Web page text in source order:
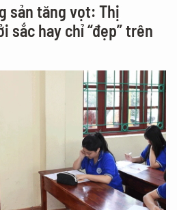
sản tăng vọt: Thị
sắc hay chỉ “đẹp” trên